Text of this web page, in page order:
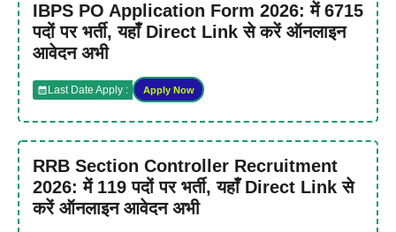
IBPS PO Application Form 2026: में 6715
पदों पर भर्ती, यहाँ Direct Link से करें ऑनलाइन
आवेदन अभी
Last Date Apply : Apply Now
RRB Section Controller Recruitment
2026: में 119 पदों पर भर्ती, यहाँ Direct Link से
करें ऑनलाइन आवेदन अभी